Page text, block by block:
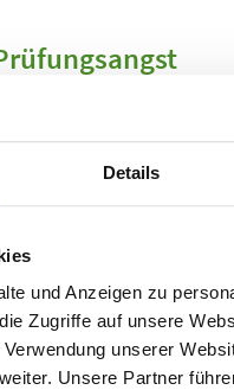
Details
und Anzeigen zu
Zugriffe auf unsere
unserer
Unsere Partner
Vereint sind
in
homöopathische
Beruhigung des
Ruhe, die für
und -